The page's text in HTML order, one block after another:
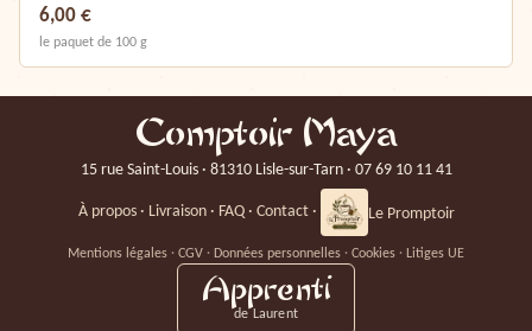
6,00 €
le paquet de 100 g
Comptoir Maya
15 rue Saint-Louis · 81310 Lisle-sur-Tarn · 07 69 10 11 41
À propos· Livraison· FAQ· Contact· Le Promptoir
Mentions légales · CGV · Données personnelles · Cookies · Litiges UE
Apprenti
de Laurent